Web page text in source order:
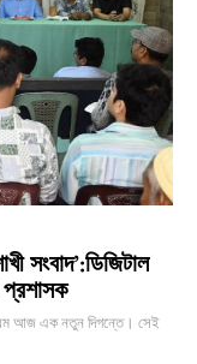
সংবাদ’:ডিজিটাল
প্রশাসক